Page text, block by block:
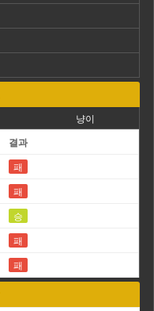
냥이
결과
패
패
승
패
패